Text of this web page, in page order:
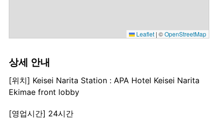
Leaflet | ©OpenStreetMap
상세 안내
[위치] Keisei Narita Station : APA Hotel Keisei Narita
Ekimae front lobby
[영업시간] 24시간